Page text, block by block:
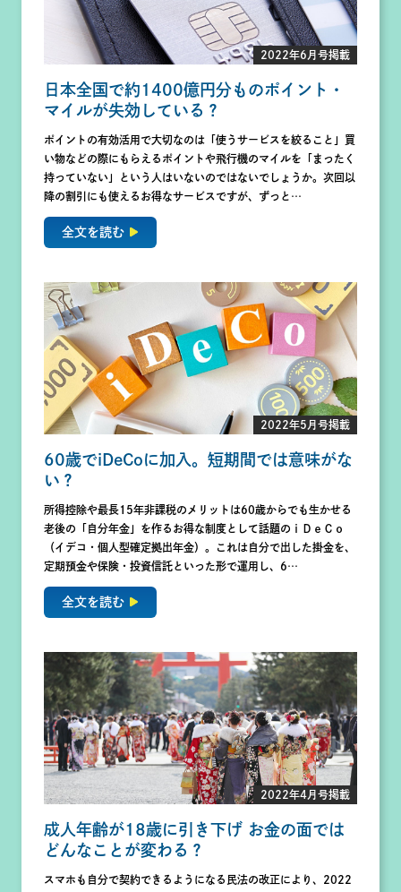
2022年6月号掲載
日本全国で約1400億円分ものポイント・
マイルが失効している？
ポイントの有効活用で大切なのは「使うサービスを絞ること」買
い物などの際にもらえるポイントや飛行機のマイルを「まったく
持っていない」という人はいないのではないでしょうか。次回以
降の割引にも使えるお得なサービスですが、ずっと…
全文を読む
2022年5月号掲載
60歳でiDeCoに加入。短期間では意味がな
い？
所得控除や最長15年非課税のメリットは60歳からでも生かせる
老後の「自分年金」を作るお得な制度として話題のｉＤｅＣｏ
（イデコ・個人型確定拠出年金）。これは自分で出した掛金を、
定期預金や保険・投資信託といった形で運用し、6…
全文を読む
2022年4月号掲載
成人年齢が18歳に引き下げ お金の面では
どんなことが変わる？
スマホも自分で契約できるようになる民法の改正により、2022